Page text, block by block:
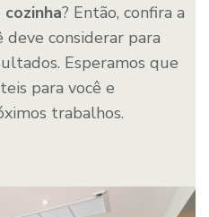
? Então, confira a
considerar para
Esperamos que
para você e
trabalhos.